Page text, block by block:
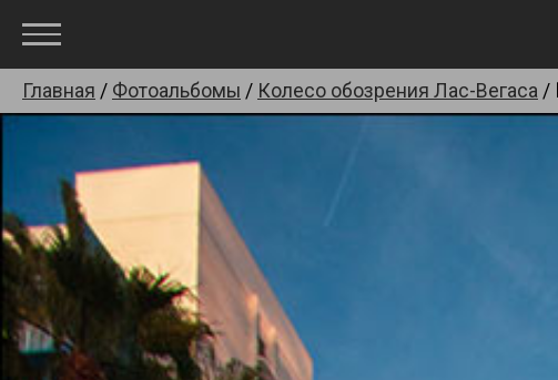
Главная / Фотоальбомы / Колесо обозрения Лас-Вегаса /